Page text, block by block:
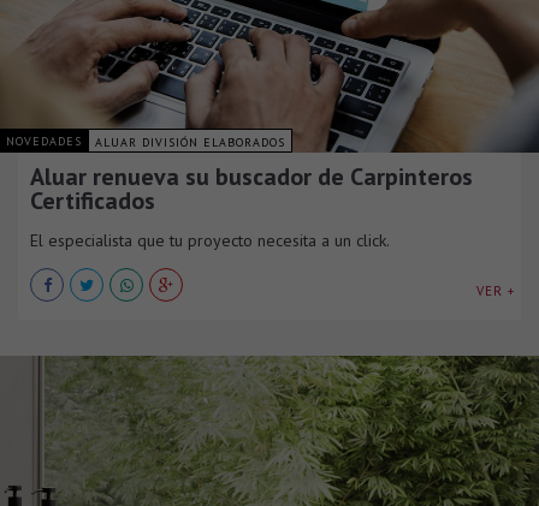
NOVEDADES ALUAR DIVISIÓN ELABORADOS
Aluar renueva su buscador de Carpinteros
Certificados
El especialista que tu proyecto necesita a un click.
VER +